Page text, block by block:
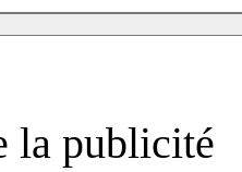
la publicité